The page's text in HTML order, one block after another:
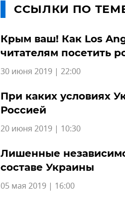
ССЫЛКИ ПО
Крым ваш! Как Los
читателям посетить
30 июня 2019 | 22:00
При каких условиях
Россией
20 июня 2019 | 10:30
Лишенные
составе Украины
05 мая 2019 | 16:00